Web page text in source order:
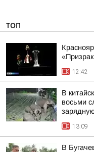
ТОП
12:42
В
восьми
13:09
В